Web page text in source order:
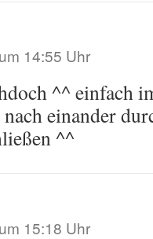
14:55 Uhr
^^ einfach
einander
^^
15:18 Uhr